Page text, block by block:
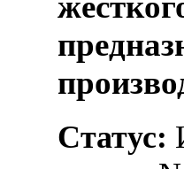
Статус: